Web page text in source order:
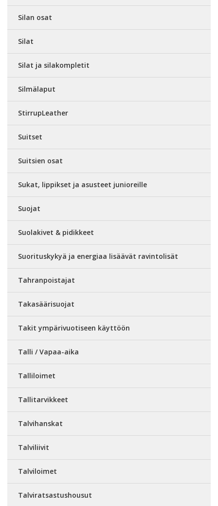
Silan osat
Silat
Silat ja silakompletit
Silmälaput
StirrupLeather
Suitset
Suitsien osat
Sukat, lippikset ja asusteet junioreille
Suojat
Suolakivet & pidikkeet
Suorituskykyä ja energiaa lisäävät ravintolisät
Tahranpoistajat
Takasäärisuojat
Takit ympärivuotiseen käyttöön
Talli / Vapaa-aika
Talliloimet
Tallitarvikkeet
Talvihanskat
Talviliivit
Talviloimet
Talviratsastushousut